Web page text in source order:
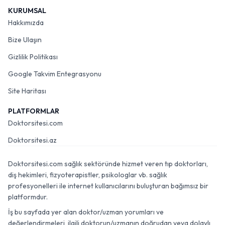
KURUMSAL
Hakkımızda
Bize Ulaşın
Gizlilik Politikası
Google Takvim Entegrasyonu
Site Haritası
PLATFORMLAR
Doktorsitesi.com
Doktorsitesi.az
Doktorsitesi.com sağlık sektöründe hizmet veren tıp doktorları,
diş hekimleri, fizyoterapistler, psikologlar vb. sağlık
profesyonelleri ile internet kullanıcılarını buluşturan bağımsız bir
platformdur.
İş bu sayfada yer alan doktor/uzman yorumları ve
değerlendirmeleri, ilgili doktorun/uzmanın doğrudan veya dolaylı